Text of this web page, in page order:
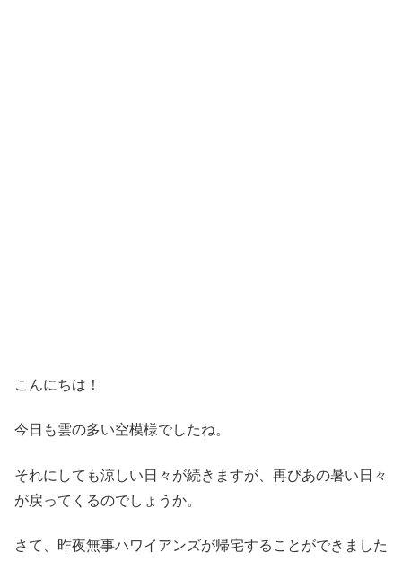
こんにちは！
今日も雲の多い空模様でしたね。
それにしても涼しい日々が続きますが、再びあの暑い日々
が戻ってくるのでしょうか。
さて、昨夜無事ハワイアンズが帰宅することができました